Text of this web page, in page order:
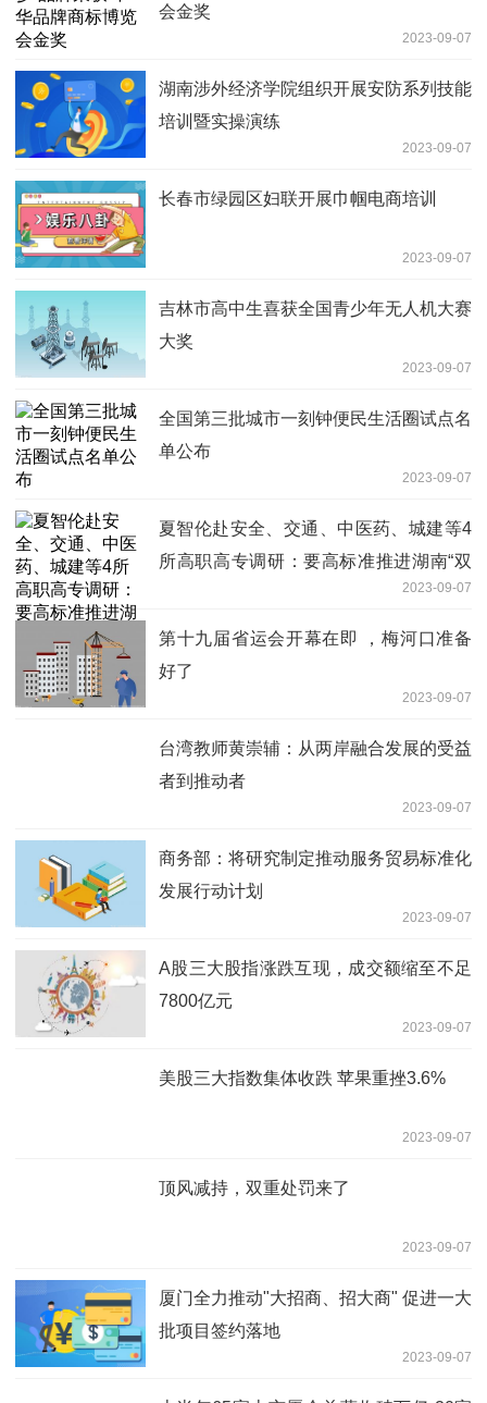
会金奖
2023-09-07
湖南涉外经济学院组织开展安防系列技能
培训暨实操演练
2023-09-07
长春市绿园区妇联开展巾帼电商培训
2023-09-07
吉林市高中生喜获全国青少年无人机大赛
大奖
2023-09-07
全国第三批城市一刻钟便民生活圈试点名
单公布
2023-09-07
夏智伦赴安全、交通、中医药、城建等4
所高职高专调研：要高标准推进湖南“双
2023-09-07
第十九届省运会开幕在即 ，梅河口准备
好了
2023-09-07
台湾教师黄崇辅：从两岸融合发展的受益
者到推动者
2023-09-07
商务部：将研究制定推动服务贸易标准化
发展行动计划
2023-09-07
A股三大股指涨跌互现，成交额缩至不足
7800亿元
2023-09-07
美股三大指数集体收跌 苹果重挫3.6%
2023-09-07
顶风减持，双重处罚来了
2023-09-07
厦门全力推动"大招商、招大商" 促进一大
批项目签约落地
2023-09-07